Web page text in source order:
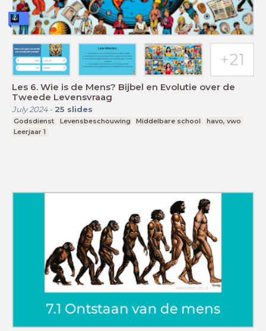
Les 6. Wie is de Mens? Bijbel en Evolutie over de
Tweede Levensvraag
July 2024- 25 slides
Godsdienst Levensbeschouwing Middelbare school
havo, vwo
Leerjaar 1